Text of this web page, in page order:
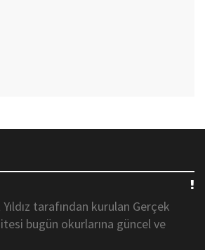
Yıldız tarafından kurulan Gerçek
bugün okurlarına güncel ve